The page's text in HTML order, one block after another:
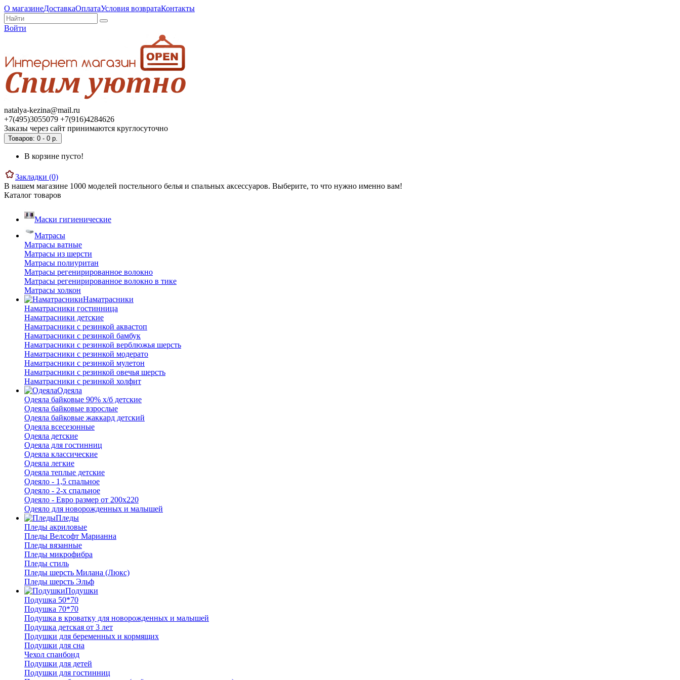
О магазинеДоставкаОплатаУсловия возвратаКонтакты
Войти
natalya-kezina@mail.ru
+7(495)3055079 +7(916)4284626
Заказы через сайт принимаются круглосуточно
Товаров: 0 - 0 р.
В корзине пусто!
Закладки (0)
В нашем магазине 1000 моделей постельного белья и спальных аксессуаров. Выберите, то что нужно именно вам!
Каталог товаров
Маски гигиенические
Матрасы
Матрасы ватные
Матрасы из шерсти
Матрасы полиуритан
Матрасы регенирированное волокно
Матрасы регенирированное волокно в тике
Матрасы холкон
Наматрасники
Наматрасники гостинница
Наматрасники детские
Наматрасники с резинкой аквастоп
Наматрасники с резинкой бамбук
Наматрасники с резинкой верблюжья шерсть
Наматрасники с резинкой модерато
Наматрасники с резинкой мулетон
Наматрасники с резинкой овечья шерсть
Наматрасники с резинкой холфит
Одеяла
Одеяла байковые 90% х/б детские
Одеяла байковые взрослые
Одеяла байковые жаккард детский
Одеяла всесезонные
Одеяла детские
Одеяла для гостинниц
Одеяла классические
Одеяла легкие
Одеяла теплые детские
Одеяло - 1,5 спальное
Одеяло - 2-х спальное
Одеяло - Евро размер от 200х220
Одеяло для новорожденных и малышей
Пледы
Пледы акриловые
Пледы Велсофт Марианна
Пледы вязанные
Пледы микрофибра
Пледы стиль
Пледы шерсть Милана (Люкс)
Пледы шерсть Эльф
Подушки
Подушка 50*70
Подушка 70*70
Подушка в кроватку для новорожденных и малышей
Подушка детская от 3 лет
Подушки для беременных и кормящих
Подушки для сна
Чехол спанбонд
Подушки для детей
Подушки для гостинниц